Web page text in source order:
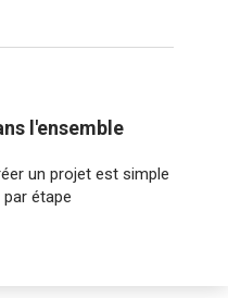
l'ensemble
un projet est simple
étape